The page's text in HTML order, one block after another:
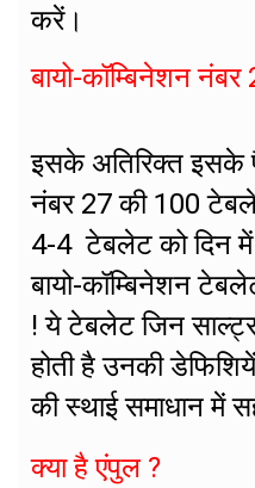
करें।
बायो-कॉम्बिनेशन नंबर
इसके अतिरिक्त इसके
नंबर 27 की 100
4-4 टेबलेट को दिन में
बायो-कॉम्बिनेशन
! ये टेबलेट जिन
होती है उनकी
की स्थाई समाधान में
क्या है एंपुल ?